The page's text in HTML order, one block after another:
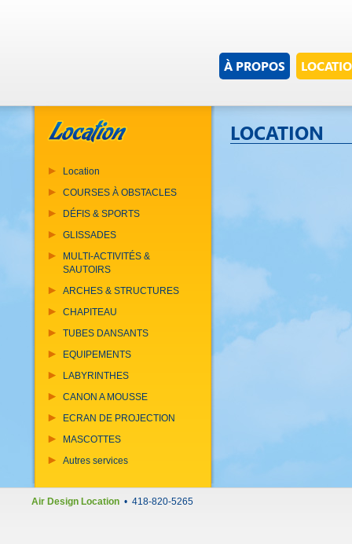
À PROPOS
Location
COURSES À OBSTACLES
DÉFIS & SPORTS
GLISSADES
MULTI-ACTIVITÉS &
SAUTOIRS
ARCHES & STRUCTURES
CHAPITEAU
TUBES DANSANTS
EQUIPEMENTS
LABYRINTHES
CANON A MOUSSE
ECRAN DE PROJECTION
MASCOTTES
Autres services
LOCATION
Air Design Location • 418-820-5265